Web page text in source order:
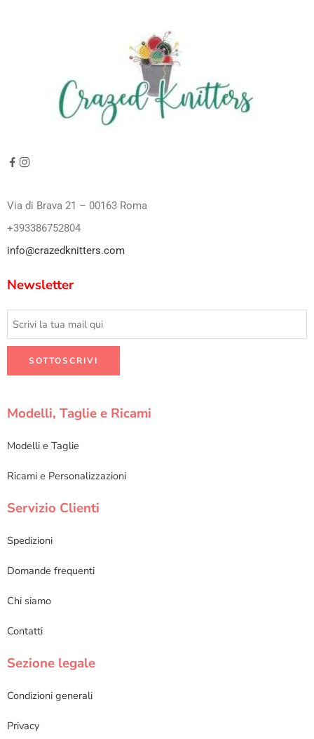
Via di Brava 21 – 00163 Roma
+393386752804
info@crazedknitters.com
Newsletter
Modelli, Taglie e Ricami
Modelli e Taglie
Ricami e Personalizzazioni
Servizio Clienti
Spedizioni
Domande frequenti
Chi siamo
Contatti
Sezione legale
Condizioni generali
Privacy